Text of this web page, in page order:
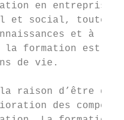
en entreprise.
et social, toute
et à
formation est
de vie.
la raison d’être de
des